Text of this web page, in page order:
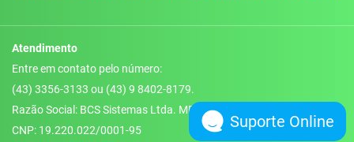
Atendimento
Entre em contato pelo número:
(43) 3356-3133 ou (43) 9 8402-8179.
Razão Social: BCS Sistemas Ltda. ME
CNP: 19.220.022/0001-95
Suporte Online